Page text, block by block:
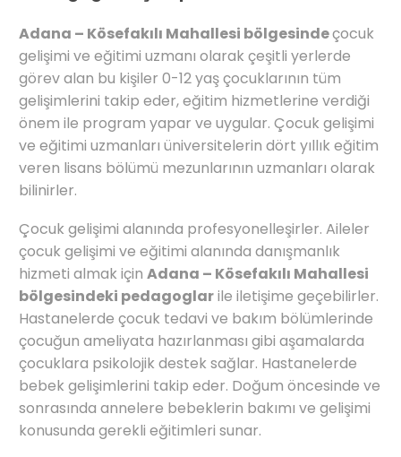
Adana – Kösefakılı Mahallesi bölgesindeçocuk
gelişimi ve eğitimi uzmanı olarak çeşitli yerlerde
görev alan bu kişiler 0-12 yaş çocuklarının tüm
gelişimlerini takip eder, eğitim hizmetlerine verdiği
önem ile program yapar ve uygular. Çocuk gelişimi
ve eğitimi uzmanları üniversitelerin dört yıllık eğitim
veren lisans bölümü mezunlarının uzmanları olarak
bilinirler.
Çocuk gelişimi alanında profesyonelleşirler. Aileler
çocuk gelişimi ve eğitimi alanında danışmanlık
hizmeti almak için Adana – Kösefakılı Mahallesi
bölgesindeki pedagoglarile iletişime geçebilirler.
Hastanelerde çocuk tedavi ve bakım bölümlerinde
çocuğun ameliyata hazırlanması gibi aşamalarda
çocuklara psikolojik destek sağlar. Hastanelerde
bebek gelişimlerini takip eder. Doğum öncesinde ve
sonrasında annelere bebeklerin bakımı ve gelişimi
konusunda gerekli eğitimleri sunar.